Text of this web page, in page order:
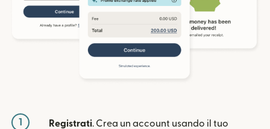
1 Registrati. Crea un account usando il tuo